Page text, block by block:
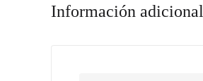
Información adicional